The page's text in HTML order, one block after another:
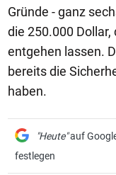
Gründe - ganz
die 250.000
entgehen lassen.
bereits die
haben.
"Heute"auf
festlegen